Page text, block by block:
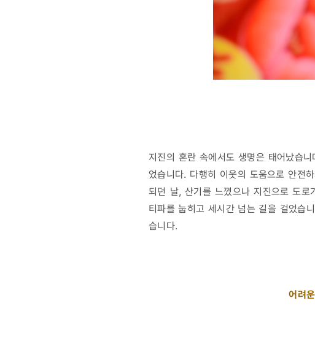
지진의 혼란 속에서도 생명은 태어났습
었습니다. 다행히 이웃의 도움으로 안전
되던 날, 산기를 느꼈으나 지진으로 도
티파를 눕히고 세시간 넘는 길을 걸었습
습니다.
어려